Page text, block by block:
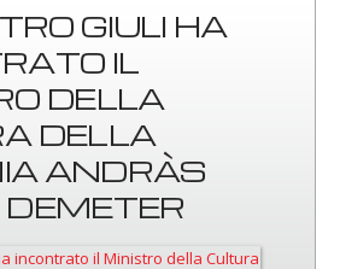
GIULI HA
IL
DELLA
DELLA
ANDRÀS